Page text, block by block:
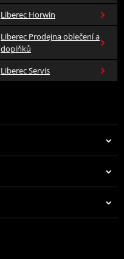
Liberec Horwin
Liberec Prodejna oblečení a
doplňků
Liberec Servis